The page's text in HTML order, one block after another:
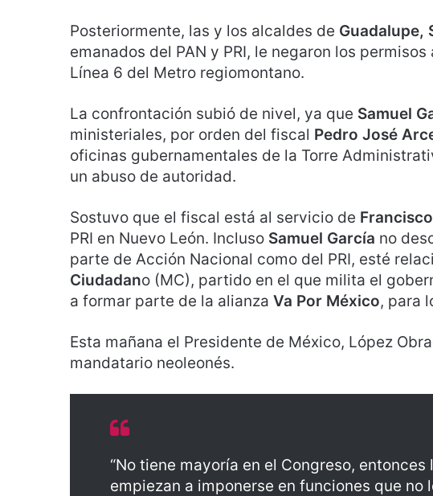
Posteriormente, las y los alcaldes de Guadalupe,
emanados del PAN y PRI, le negaron los permisos
Línea 6 del Metro regiomontano.
La confrontación subió de nivel, ya que Samuel
ministeriales, por orden del fiscal Pedro José
oficinas gubernamentales de la Torre
un abuso de autoridad.
Sostuvo que el fiscal está al servicio de
PRI en Nuevo León. Incluso Samuel García no
parte de Acción Nacional como del PRI, esté
Ciudadano (MC), partido en el que milita el
a formar parte de la alianza Va Por México, para
Esta mañana el Presidente de México, López
mandatario neoleonés.
“No tiene mayoría en el Congreso,
empiezan a imponerse en funciones que no